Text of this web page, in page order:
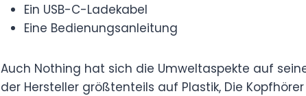
Ein USB-C-Ladekabel
Eine Bedienungsanleitung
Auch Nothing hat sich die Umweltaspekte auf
der Hersteller größtenteils auf Plastik, Die